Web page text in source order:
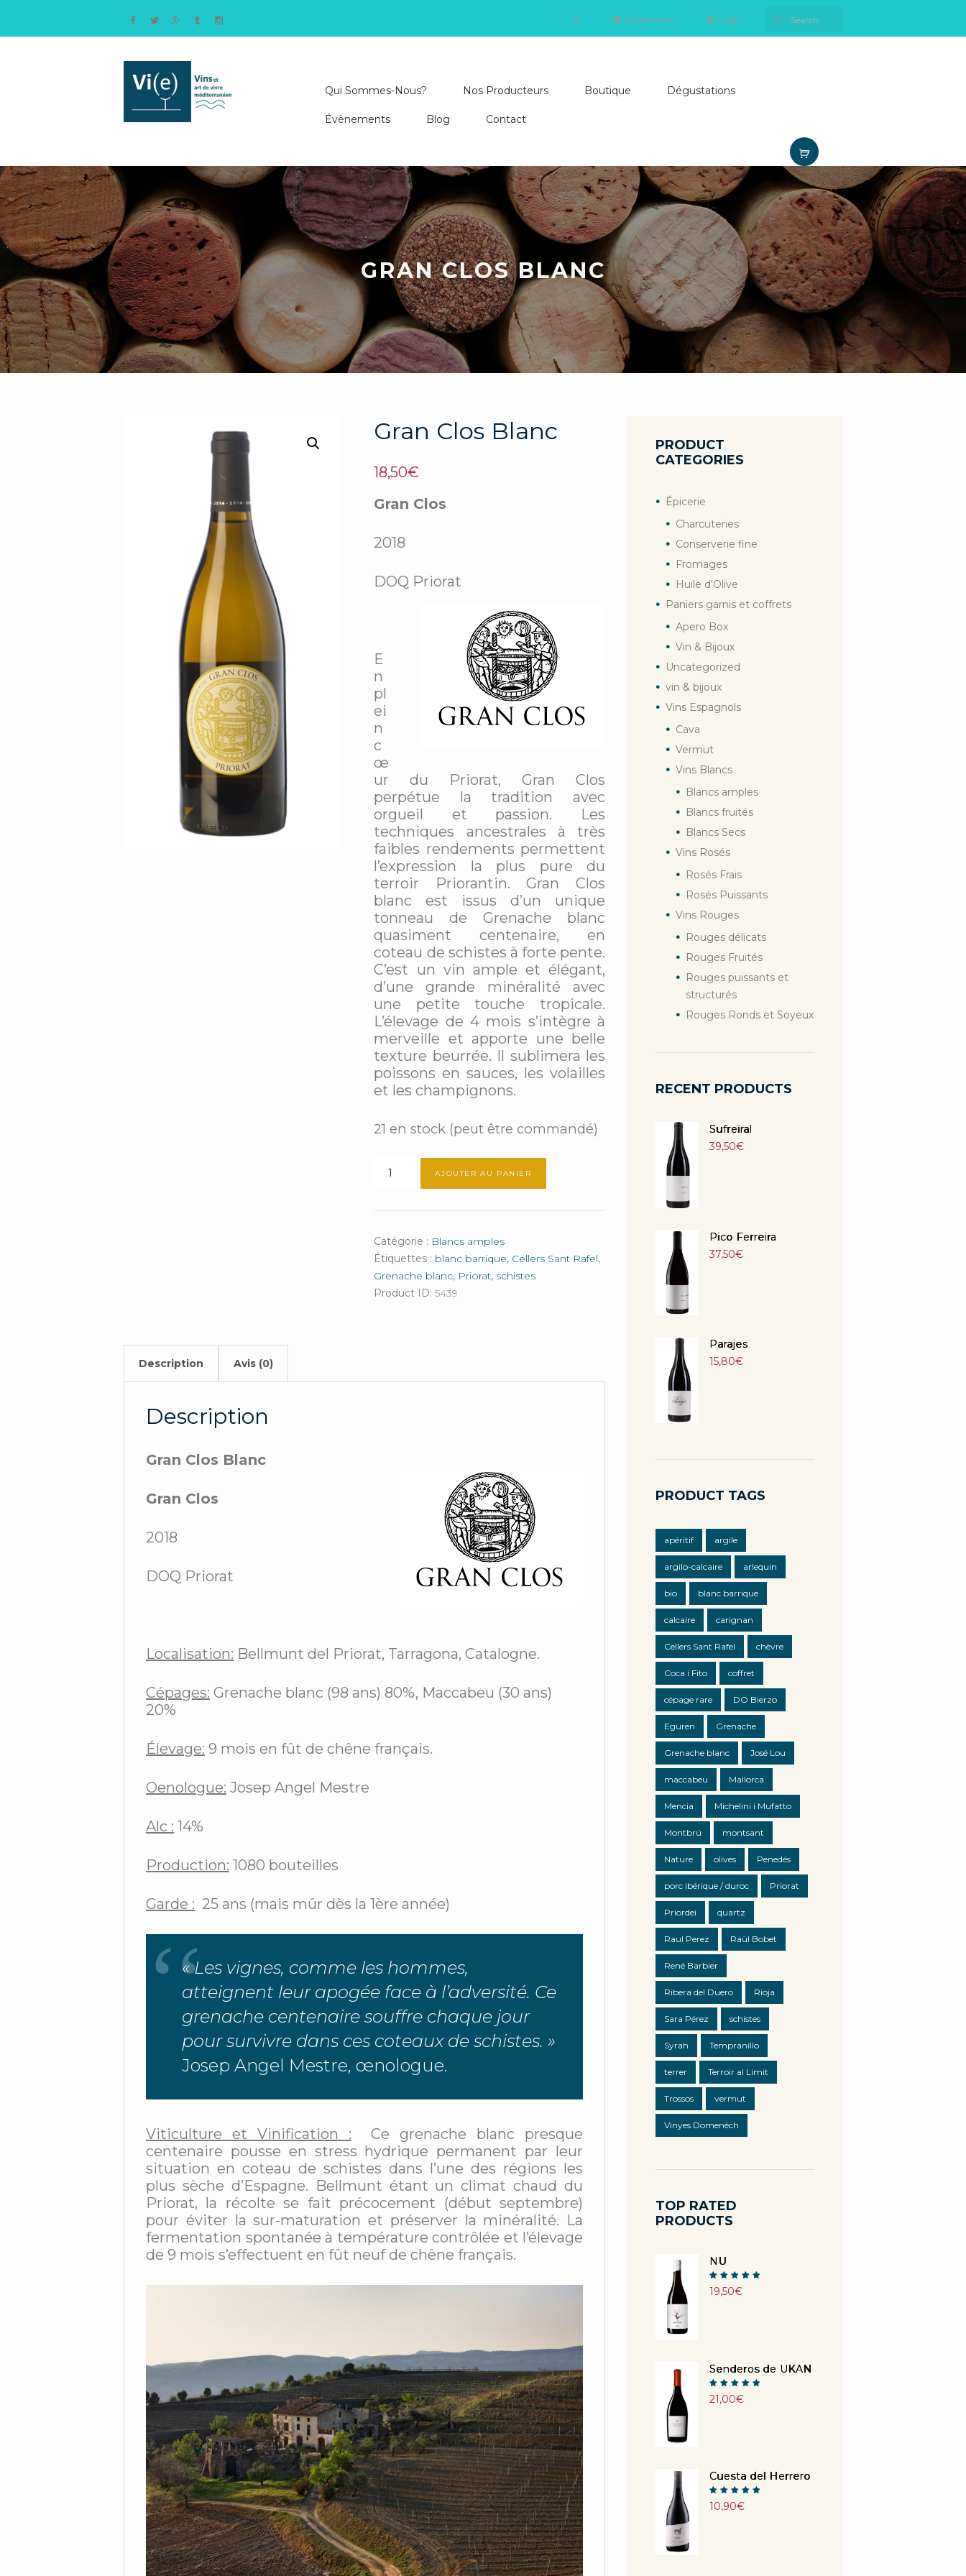
$ Bookmarks Login
Qui Sommes-Nous? Nos Producteurs Boutique Dégustations
Évènements Blog Contact
GRAN CLOS BLANC
Gran Clos Blanc
18,50€
Gran Clos
2018
DOQ Priorat
E
n
pl
ei
n
c
œ
ur du Priorat, Gran Clos
perpétue la tradition avec
orgueil et passion. Les
techniques ancestrales à très
faibles rendements permettent
l’expression la plus pure du
terroir Priorantin. Gran Clos
blanc est issus d’un unique
tonneau de Grenache blanc
quasiment centenaire, en
coteau de schistes à forte pente.
C’est un vin ample et élégant,
d’une grande minéralité avec
une petite touche tropicale.
L’élevage de 4 mois s’intègre à
merveille et apporte une belle
texture beurrée. Il sublimera les
poissons en sauces, les volailles
et les champignons.
21 en stock (peut être commandé)
quantité
Blanc
AJOUTER AU PANIER
Catégorie : Blancs amples
Étiquettes : blanc barrique, Cellers Sant Rafel,
Grenache blanc, Priorat, schistes
Product ID:5439
Description Avis (0)
Description
Gran Clos Blanc
Gran Clos
2018
DOQ Priorat
Localisation: Bellmunt del Priorat, Tarragona, Catalogne.
Cépages: Grenache blanc (98 ans) 80%, Maccabeu (30 ans)
20%
Élevage: 9 mois en fût de chêne français.
Oenologue: Josep Angel Mestre
Alc : 14%
Production: 1080 bouteilles
Garde : 25 ans (mais mûr dès la 1ère année)
« Les vignes, comme les hommes,
atteignent leur apogée face à l’adversité. Ce
grenache centenaire souffre chaque jour
pour survivre dans ces coteaux de schistes. »
Josep Angel Mestre, œnologue.
Viticulture et Vinification : Ce grenache blanc presque
centenaire pousse en stress hydrique permanent par leur
situation en coteau de schistes dans l’une des régions les
plus sèche d’Espagne. Bellmunt étant un climat chaud du
Priorat, la récolte se fait précocement (début septembre)
pour éviter la sur-maturation et préserver la minéralité. La
fermentation spontanée à température contrôlée et l’élevage
de 9 mois s’effectuent en fût neuf de chêne français.
PRODUCT
CATEGORIES
Épicerie
Charcuteries
Conserverie fine
Fromages
Huile d'Olive
Paniers garnis et coffrets
Apero Box
Vin & Bijoux
Uncategorized
vin & bijoux
Vins Espagnols
Cava
Vermut
Vins Blancs
Blancs amples
Blancs fruités
Blancs Secs
Vins Rosés
Rosés Frais
Rosés Puissants
Vins Rouges
Rouges délicats
Rouges Fruités
Rouges puissants et
structurés
Rouges Ronds et Soyeux
RECENT PRODUCTS
Sufreiral
39,50€
Pico Ferreira
37,50€
Parajes
15,80€
PRODUCT TAGS
apéritif argile
argilo-calcaire arlequin
bio blanc barrique
calcaire carignan
Cellers Sant Rafel chèvre
Coca i Fito coffret
cépage rare DO Bierzo
Eguren Grenache
Grenache blanc José Lou
maccabeu Mallorca
Mencia Michelini i Mufatto
Montbrú montsant
Nature olives Penedés
porc ibérique / duroc Priorat
Priordei quartz
Raul Perez Raül Bobet
René Barbier
Ribera del Duero Rioja
Sara Pérez schistes
Syrah Tempranillo
terrer Terroir al Limit
Trossos vermut
Vinyes Domenèch
TOP RATED
PRODUCTS
NU
Note
5.00
19,50€
Senderos de UKAN
5.00
21,00€
Cuesta del Herrero
Note
5.00
10,90€